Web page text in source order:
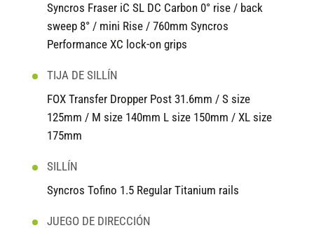
Syncros Fraser iC SL DC Carbon 0° rise / back
sweep 8° / mini Rise / 760mm Syncros
Performance XC lock-on grips
TIJA DE SILLÍN
FOX Transfer Dropper Post 31.6mm / S size
125mm / M size 140mm L size 150mm / XL size
175mm
SILLÍN
Syncros Tofino 1.5 Regular Titanium rails
JUEGO DE DIRECCIÓN